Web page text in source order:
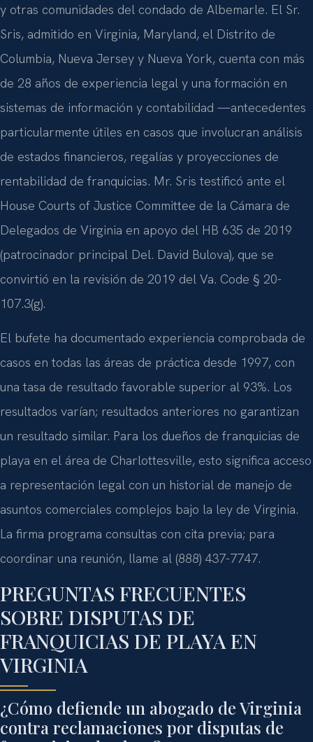
y otras comunidades del condado de Albemarle. El Sr.
Sris, admitido en Virginia, Maryland, el Distrito de
Columbia, Nueva Jersey y Nueva York, cuenta con más
de 28 años de experiencia legal y una formación en
sistemas de información y contabilidad —antecedentes
particularmente útiles en casos que involucran análisis
de estados financieros, regalías y proyecciones de
rentabilidad de franquicias. Mr. Sris testificó ante el
House Courts of Justice Committee de la Cámara de
Delegados de Virginia en apoyo del HB 635 de 2019
(patrocinador principal Del. David Bulova), que se
convirtió en la revisión de 2019 del Va. Code § 20-
107.3(g).
El bufete ha documentado experiencia comprobada de
casos en todas las áreas de práctica desde 1997, con
una tasa de resultado favorable superior al 93%. Los
resultados varían; resultados anteriores no garantizan
un resultado similar. Para los dueños de franquicias de
playa en el área de Charlottesville, esto significa acceso
a representación legal con un historial de manejo de
asuntos comerciales complejos bajo la ley de Virginia.
La firma programa consultas con cita previa; para
coordinar una reunión, llame al (888) 437-7747.
PREGUNTAS FRECUENTES
SOBRE DISPUTAS DE
FRANQUICIAS DE PLAYA EN
VIRGINIA
¿Cómo defiende un abogado de Virginia
contra reclamaciones por disputas de